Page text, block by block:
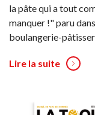
la pâte qui a tout
manquer !" paru
boulangerie-
Lire la suite